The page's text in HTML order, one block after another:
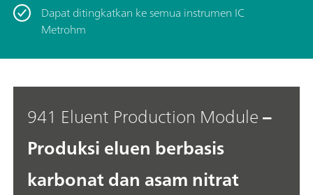
Dapat ditingkatkan ke semua instrumen IC
Metrohm
941 Eluent Production Module–
Produksi eluen berbasis
karbonat dan asam nitrat